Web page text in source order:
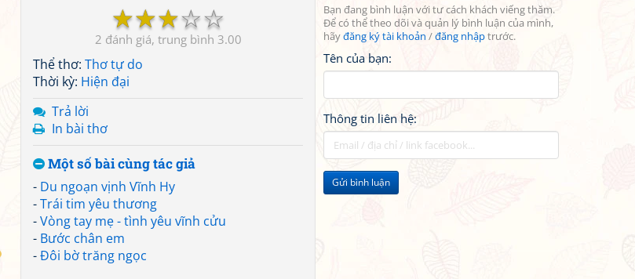
Bạn đang bình luận với tư cách khách viếng thăm.
Để có thể theo dõi và quản lý bình luận của mình,
hãyđăng ký tài khoản /đăng nhậptrước.
Tên của bạn:
Thông tin liên hệ:
Gửi bình luận
☆
☆
☆
☆
☆
2 3.00
Thể thơ: Thơ tự do
Thời kỳ: Hiện đại
Trả lời
In bài thơ
Một số bài cùng tác giả
- Du ngoạn vịnh Vĩnh Hy
-Trái tim yêu thương
-Vòng tay mẹ - tình yêu vĩnh cửu
- Bước chân em
-Đôi bờ trăng ngọc